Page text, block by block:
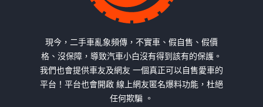
現今，二手車亂象頻傳，不實車、假自售、假價
格、沒保障，導致汽車小白沒有得到該有的保護。
我們也會提供車友及網友 一個真正可以自售愛車的
平台！平台也會開啟 線上網友匿名爆料功能，杜絕
任何欺騙 。